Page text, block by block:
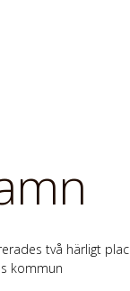
två härligt
kommun